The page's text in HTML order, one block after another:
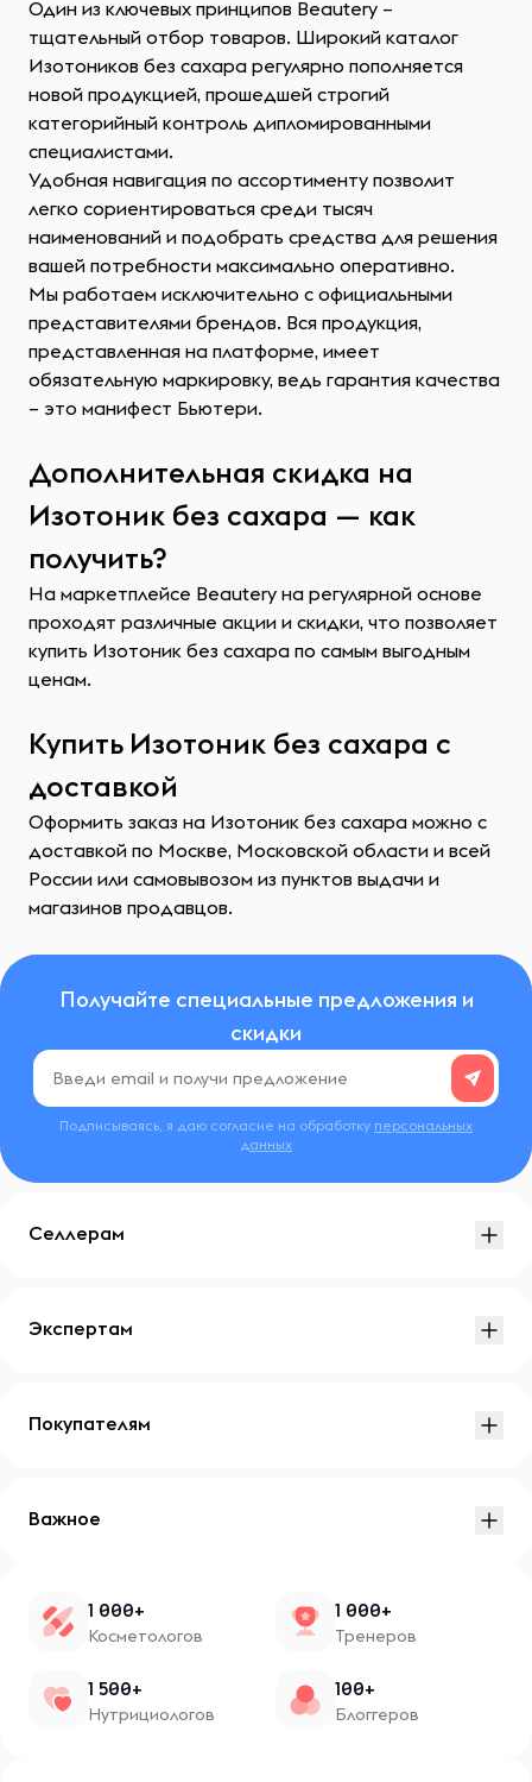
Один из ключевых принципов Beautery –
тщательный отбор товаров. Широкий каталог
Изотоников без сахара регулярно пополняется
новой продукцией, прошедшей строгий
категорийный контроль дипломированными
специалистами.
Удобная навигация по ассортименту позволит
легко сориентироваться среди тысяч
наименований и подобрать средства для решения
вашей потребности максимально оперативно.
Мы работаем исключительно с официальными
представителями брендов. Вся продукция,
представленная на платформе, имеет
обязательную маркировку, ведь гарантия качества
– это манифест Бьютери.
Дополнительная скидка на
Изотоник без сахара — как
получить?
На маркетплейсе Beautery на регулярной основе
проходят различные акции и скидки, что позволяет
купить Изотоник без сахара по самым выгодным
ценам.
Купить Изотоник без сахара с
доставкой
Оформить заказ на Изотоник без сахара можно с
доставкой по Москве, Московской области и всей
России или самовывозом из пунктов выдачи и
магазинов продавцов.
Получайте специальные предложения и
скидки
Подписываясь, я даю согласие на обработку персональных
данных
Селлерам
Экспертам
Покупателям
Важное
1 000+
Косметологов
1 000+
Тренеров
1 500+
Нутрициологов
100+
Блоггеров